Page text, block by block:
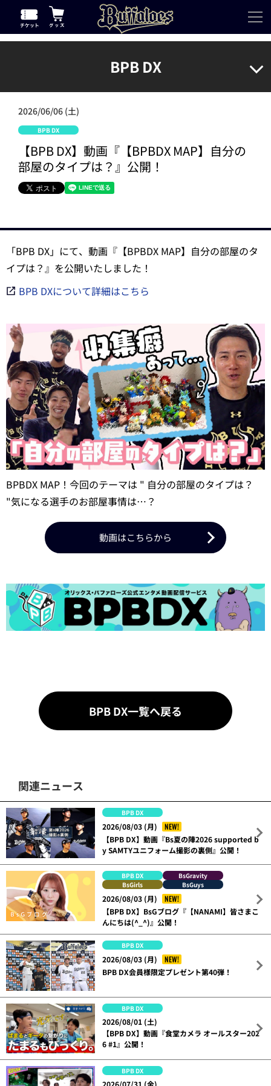
BPB DX
2026/06/06 (土)
BPB DX
【BPB DX】動画『【BPBDX MAP】自分の
部屋のタイプは？』公開！
「BPB DX」にて、動画『【BPBDX MAP】自分の部屋のタ
イプは？』を公開いたしました！
BPB DXについて詳細はこちら
BPBDX MAP！今回のテーマは " 自分の部屋のタイプは？
"気になる選手のお部屋事情は…？
動画はこちらから
BPB DX一覧へ戻る
関連ニュース
BPB DX
2026/08/03 (月)
NEW!
【BPB DX】動画『Bs夏の陣2026 supported b
y SAMTYユニフォーム撮影の裏側』公開！
BPB DX
BsGravity
BsGirls
BsGuys
2026/08/03 (月)
NEW!
【BPB DX】BsGブログ『【NANAMI】皆さまこ
んにちは(^_^)』公開！
BPB DX
2026/08/03 (月)
NEW!
BPB DX会員様限定プレゼント第40弾！
BPB DX
2026/08/01 (土)
【BPB DX】動画『食堂カメラ オールスター202
6 #1』公開！
BPB DX